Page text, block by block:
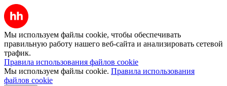
Мы используем файлы cookie, чтобы обеспечивать
правильную работу нашего веб-сайта и анализировать сетевой
трафик.
Правила использования файлов cookie
Мы используем файлы cookie. Правила использования
файлов cookie